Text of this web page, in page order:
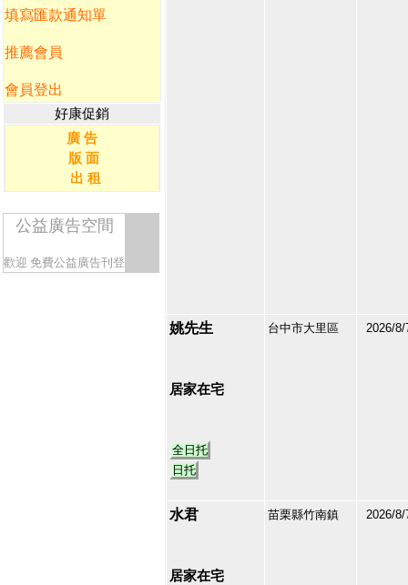
填寫匯款通知單
推薦會員
會員登出
好康促銷
廣 告
版 面
出 租
公益廣告空間
歡迎 免費公益廣告刊登
姚先生
居家在宅
全日托
日托
台中市大里區 2026/8/
水君
居家在宅
苗栗縣竹南鎮 2026/8/